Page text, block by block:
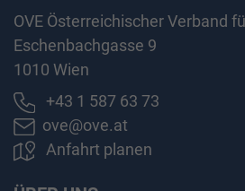
OVE Österreichischer Verband
Eschenbachgasse 9
1010 Wien
+43 1 587 63 73
ove@ove.at
Anfahrt planen